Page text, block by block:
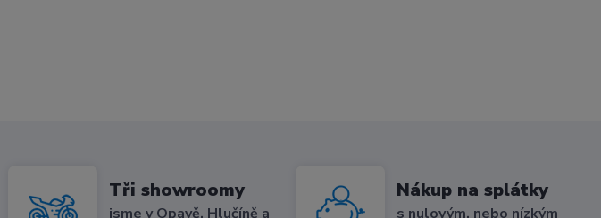
Tři showroomy
jsme v Opavě, Hlučíně a
Nákup na splátky
s nulovým, nebo nízkým